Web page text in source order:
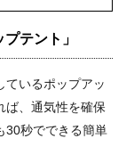
テント」
ているポップアッ
ば、通気性を確保
30秒でできる簡単